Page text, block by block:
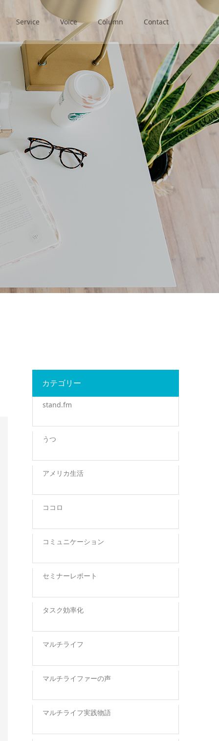
Service Voice Column Contact
カテゴリー
stand.fm
うつ
アメリカ生活
ココロ
コミュニケーション
セミナーレポート
タスク効率化
マルチライフ
マルチライファーの声
マルチライフ実践物語